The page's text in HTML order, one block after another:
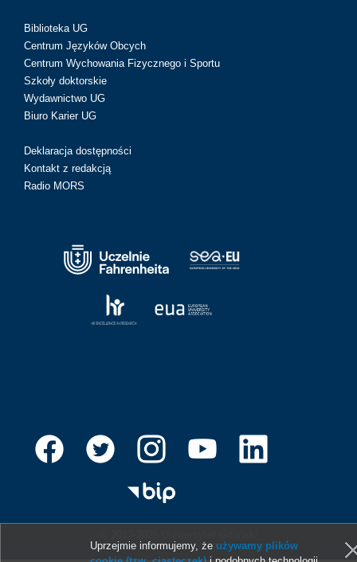
Biblioteka UG
Centrum Języków Obcych
Centrum Wychowania Fizycznego i Sportu
Szkoły doktorskie
Wydawnictwo UG
Biuro Karier UG
Deklaracja dostępności
Kontakt z redakcją
Radio MORS
Uprzejmie informujemy, że używamy plików